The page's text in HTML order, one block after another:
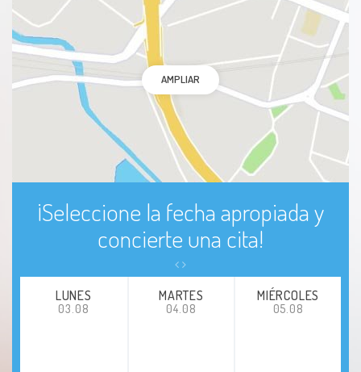
AMPLIAR
¡Seleccione la fecha apropiada y
concierte una cita!
LUNES
03.08
MARTES
04.08
MIÉRCOLES
05.08